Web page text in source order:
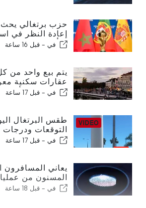
حزب برتغالي
إعادة النظر في
في - قبل 16 ساعة
يتم بيع واحد من
عقارات سكنية
البرتغال في أقل
في - قبل 17 ساعة
التوقعات ودرجات
يمكن توقعه
في - قبل 17 ساعة
يعاني المسافرون
المسنون من
الجديدة من بصمات
في - قبل 18 ساعة